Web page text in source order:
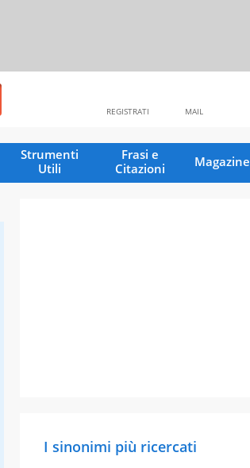
MAIL
REGISTRATI
Strumenti
Utili
Frasi e
Citazioni
Magazine
I sinonimi più ricercati